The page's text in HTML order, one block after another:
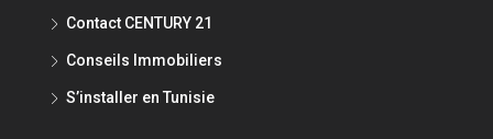
Contact CENTURY 21
Conseils Immobiliers
S’installer en Tunisie